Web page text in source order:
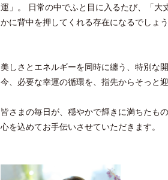
運」。 日常の中でふと目に入るたび、「大
かに背中を押してくれる存在になるでしょう
美しさとエネルギーを同時に纏う、特別な
今、必要な幸運の循環を、指先からそっと
皆さまの毎日が、穏やかで輝きに満ちたも
心を込めてお手伝いさせていただきます。